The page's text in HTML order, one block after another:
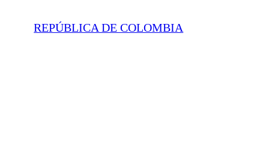
REPÚBLICA DE COLOMBIA